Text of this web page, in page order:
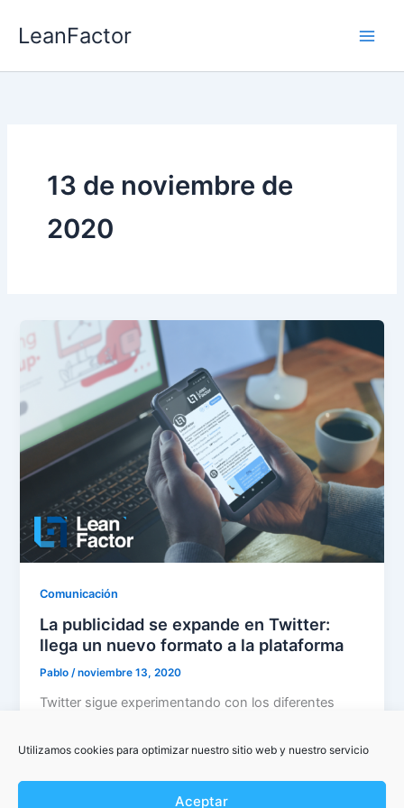
Utilizamos cookies para optimizar nuestro sitio web y nuestro servicio
Aceptar
LeanFactor
13 de noviembre de
2020
Comunicación
La publicidad se expande en Twitter:
llega un nuevo formato a la plataforma
Pablo/noviembre 13, 2020
Twitter sigue experimentando con los diferentes
del pajarito ha anunciado esta semana […]